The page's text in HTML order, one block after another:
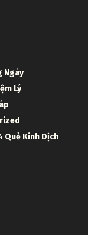
Ngày
Lý
Quẻ Kinh Dịch